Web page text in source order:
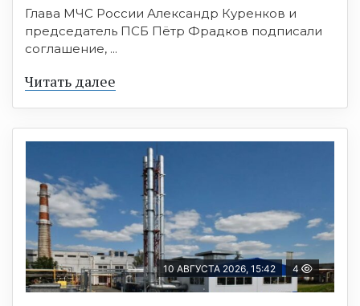
Глава МЧС России Александр Куренков и
председатель ПСБ Пётр Фрадков подписали
соглашение, ...
Читать далее
10 АВГУСТА 2026, 15:42 4